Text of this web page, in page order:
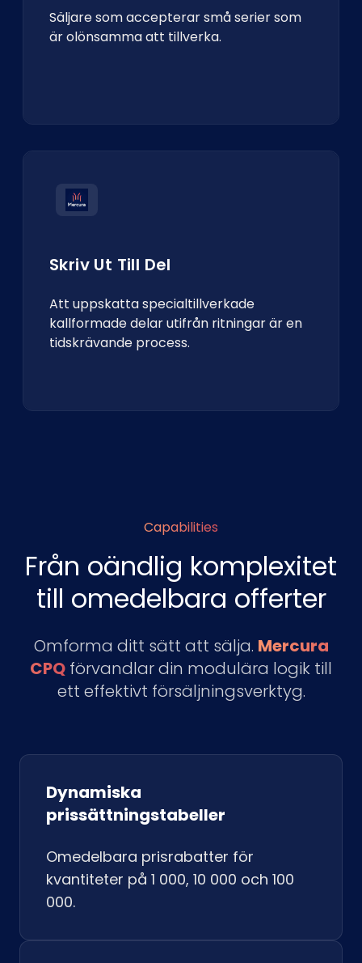
Säljare som accepterar små serier som
är olönsamma att tillverka.
Skriv Ut Till Del
Att uppskatta specialtillverkade
kallformade delar utifrån ritningar är en
tidskrävande process.
Capabilities
Från oändlig komplexitet
till omedelbara offerter
Omforma ditt sätt att sälja. Mercura
CPQ förvandlar din modulära logik till
ett effektivt försäljningsverktyg.
Dynamiska
prissättningstabeller
Omedelbara prisrabatter för
kvantiteter på 1 000, 10 000 och 100
000.